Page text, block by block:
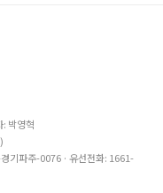
: 박영혁
기파주-0076 · 유선전화: 1661-